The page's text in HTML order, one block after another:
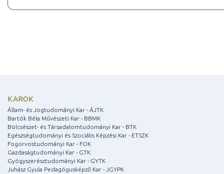
KAROK
Állam- és Jogtudományi Kar - ÁJTK
Bartók Béla Művészeti Kar - BBMK
Bölcsészet- és Társadalomtudományi Kar - BTK
Egészségtudományi és Szociális Képzési Kar - ETSZK
Fogorvostudományi Kar - FOK
Gazdaságtudományi Kar - GTK
Gyógyszerésztudományi Kar - GYTK
Juhász Gyula Pedagógusképző Kar - JGYPK